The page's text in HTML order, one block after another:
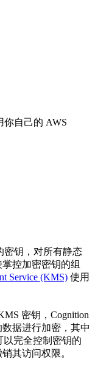
你自己的 AWS
密钥，对所有静态
控加密密钥的组
Service (KMS) 使用
密钥，Cognition
据进行加密，其中
完全控制密钥的
其访问权限。